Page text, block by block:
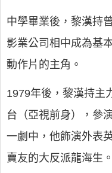
中學畢業後，黎漢持
影業公司相中成為基
動作片的主角。
1979年後，黎漢持主
台（亞視前身），參
一劇中，他飾演外表
賣友的大反派龍海生